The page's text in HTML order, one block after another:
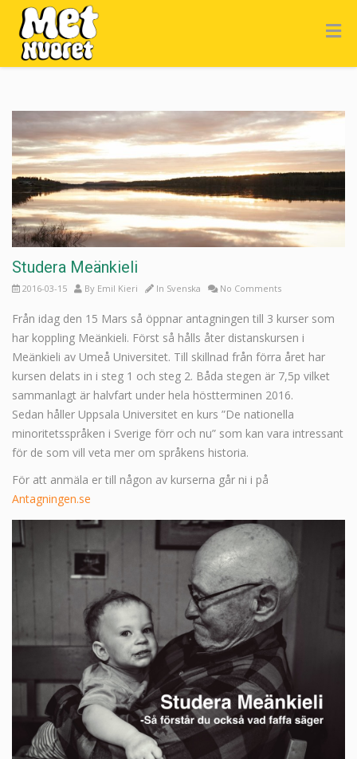
Studera Meänkieli
2016-03-15 By Emil Kieri In Svenska No Comments
Från idag den 15 Mars så öppnar antagningen till 3 kurser som
har koppling Meänkieli. Först så hålls åter distanskursen i
Meänkieli av Umeå Universitet. Till skillnad från förra året har
kursen delats in i steg 1 och steg 2. Båda stegen är 7,5p vilket
sammanlagt är halvfart under hela höstterminen 2016.
Sedan håller Uppsala Universitet en kurs ”De nationella
minoritetsspråken i Sverige förr och nu” som kan vara intressant
för de som vill veta mer om språkens historia.
För att anmäla er till någon av kurserna går ni i på
Antagningen.se